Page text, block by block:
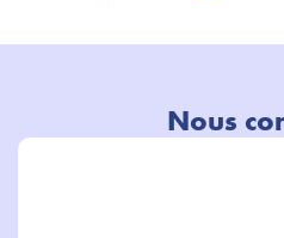
Nous